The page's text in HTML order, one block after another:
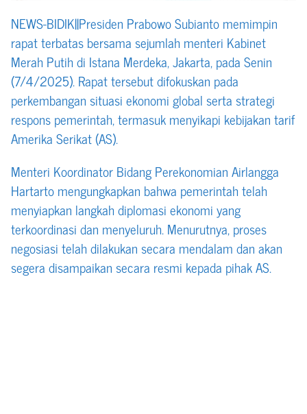
NEWS-BIDIK||Presiden Prabowo Subianto memimpin
rapat terbatas bersama sejumlah menteri Kabinet
Merah Putih di Istana Merdeka, Jakarta, pada Senin
(7/4/2025). Rapat tersebut difokuskan pada
perkembangan situasi ekonomi global serta strategi
respons pemerintah, termasuk menyikapi kebijakan tarif
Amerika Serikat (AS).
Menteri Koordinator Bidang Perekonomian Airlangga
Hartarto mengungkapkan bahwa pemerintah telah
menyiapkan langkah diplomasi ekonomi yang
terkoordinasi dan menyeluruh. Menurutnya, proses
negosiasi telah dilakukan secara mendalam dan akan
segera disampaikan secara resmi kepada pihak AS.